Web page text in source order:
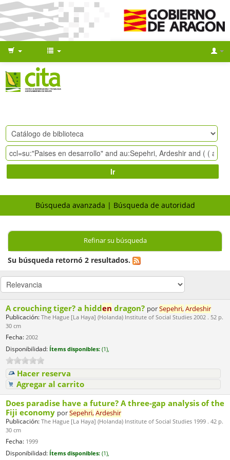
Ir
Búsqueda avanzada Búsqueda de autoridad
Refinar su búsqueda
Su búsqueda retornó 2 resultados.
A crouching tiger? a hidden dragon? porSepehri,Ardeshir
Publicación: The Hague [La Haya] (Holanda) Institute of Social Studies 2002 . 52 p.
30 cm
Fecha: 2002
Disponibilidad: Ítems disponibles: (1),
Hacer reserva
Agregar al carrito
Does paradise have a future? A three-gap analysis of the
Fiji economy porSepehri,Ardeshir
Publicación: The Hague [La Haya] (Holanda) Institute of Social Studies 1999 . 42 p.
30 cm
Fecha: 1999
Disponibilidad: Ítems disponibles: (1),